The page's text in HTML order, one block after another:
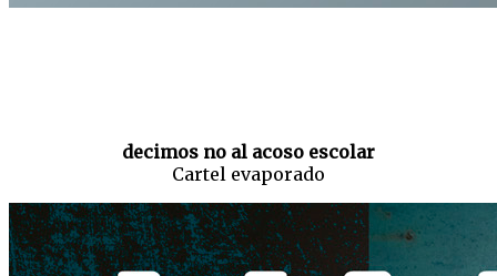
decimos no al acoso escolar
Cartel evaporado